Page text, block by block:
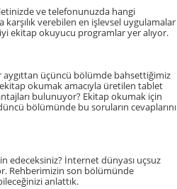
ve telefonunuzda hangi
verebilen en işlevsel uygulamalar
ekitap okuyucu programlar yer alıyor.
aygıttan üçüncü bölümde bahsettiğimiz
okumak amacıyla üretilen tablet
bulunuyor? Ekitap okumak için
bölümünde bu soruların cevaplarını
edeceksiniz? İnternet dünyası uçsuz
Rehberimizin son bölümünde
anlattık.